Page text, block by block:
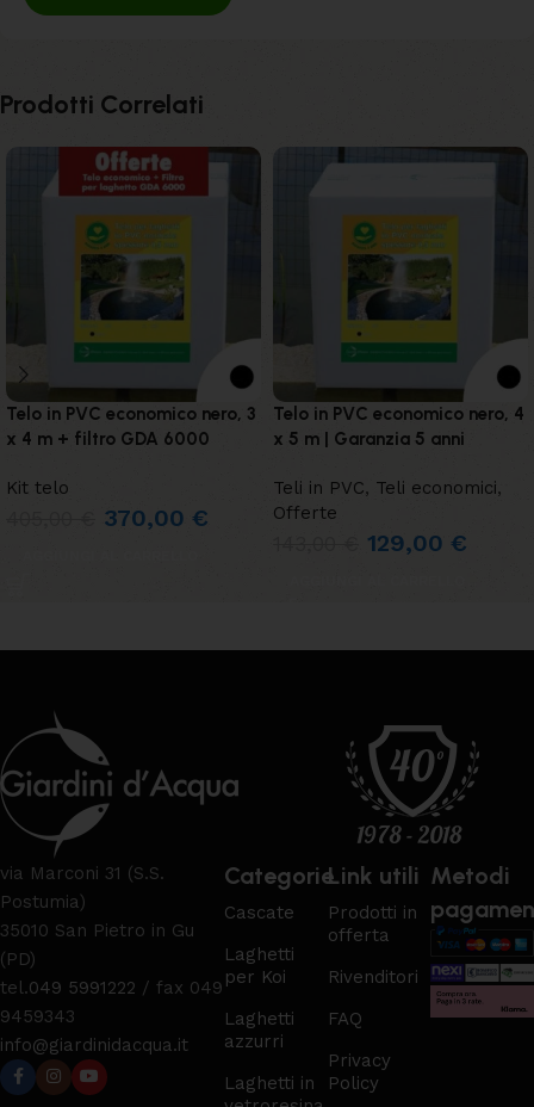
Prodotti Correlati
Telo in PVC economico nero, 3
x 4 m + filtro GDA 6000
Kit telo
370,00 €
Telo in PVC economico nero, 4
x 5 m | Garanzia 5 anni
Teli in PVC, Teli economici,
Offerte
129,00 €
via Marconi 31 (S.S.
Postumia)
35010 San Pietro in Gu
(PD)
tel.049 5991222 / fax 049
9459343
info@giardinidacqua.it
Categorie
Cascate
Laghetti
per Koi
Laghetti
azzurri
Laghetti in
Link utili
Prodotti in
offerta
Rivenditori
FAQ
Privacy
Policy
Metodi